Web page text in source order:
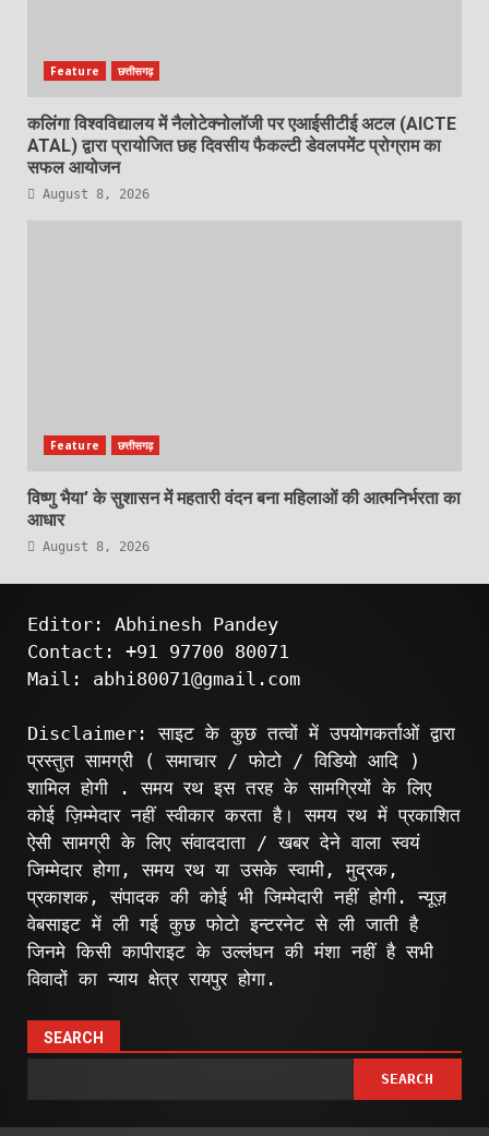
Feature छत्तीसगढ़
कलिंगा विश्वविद्यालय में नैलोटेक्नोलॉजी पर एआईसीटीई अटल (AICTE
ATAL) द्वारा प्रायोजित छह दिवसीय फैकल्टी डेवलपमेंट प्रोग्राम का
सफल आयोजन
August 8, 2026
Feature छत्तीसगढ़
विष्णु भैया’ के सुशासन में महतारी वंदन बना महिलाओं की आत्मनिर्भरता का
आधार
August 8, 2026
Editor: Abhinesh Pandey
Contact: +91 97700 80071
Mail: abhi80071@gmail.com
Disclaimer: साइट के कुछ तत्वों में उपयोगकर्ताओं द्वारा
प्रस्तुत सामग्री ( समाचार / फोटो / विडियो आदि )
शामिल होगी . समय रथ इस तरह के सामग्रियों के लिए
कोई ज़िम्मेदार नहीं स्वीकार करता है। समय रथ में प्रकाशित
ऐसी सामग्री के लिए संवाददाता / खबर देने वाला स्वयं
जिम्मेदार होगा, समय रथ या उसके स्वामी, मुद्रक,
प्रकाशक, संपादक की कोई भी जिम्मेदारी नहीं होगी. न्यूज़
वेबसाइट में ली गई कुछ फोटो इन्टरनेट से ली जाती है
जिनमे किसी कापीराइट के उल्लंघन की मंशा नहीं है सभी
विवादों का न्याय क्षेत्र रायपुर होगा.
SEARCH
SEARCH